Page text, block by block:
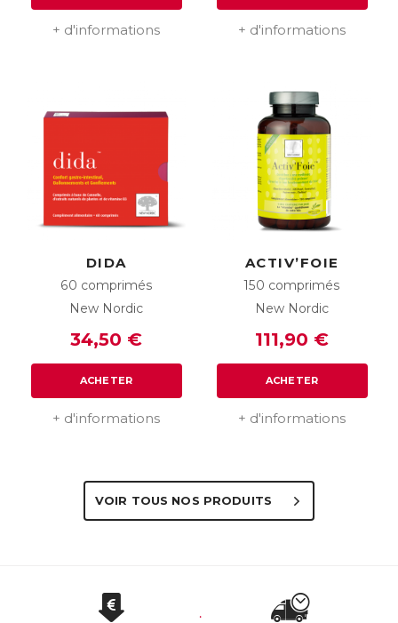
+ d'informations + d'informations
DIDA
60 comprimés
New Nordic
34,50 €
ACHETER
+ d'informations
ACTIV’FOIE
150 comprimés
New Nordic
111,90 €
ACHETER
+ d'informations
VOIR TOUS NOS PRODUITS